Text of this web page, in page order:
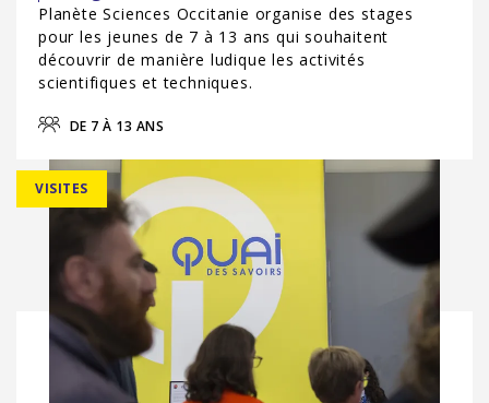
Planète Sciences Occitanie organise des stages
pour les jeunes de 7 à 13 ans qui souhaitent
découvrir de manière ludique les activités
scientifiques et techniques.
DE 7 À 13 ANS
VISITES